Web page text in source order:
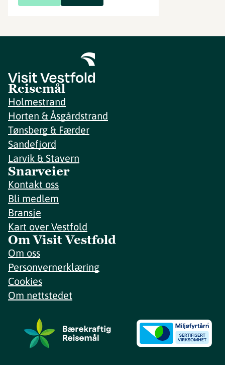
Reisemål
Holmestrand
Horten & Åsgårdstrand
Tønsberg & Færder
Sandefjord
Larvik & Stavern
Snarveier
Kontakt oss
Bli medlem
Bransje
Kart over Vestfold
Om Visit Vestfold
Om oss
Personvernerklæring
Cookies
Om nettstedet